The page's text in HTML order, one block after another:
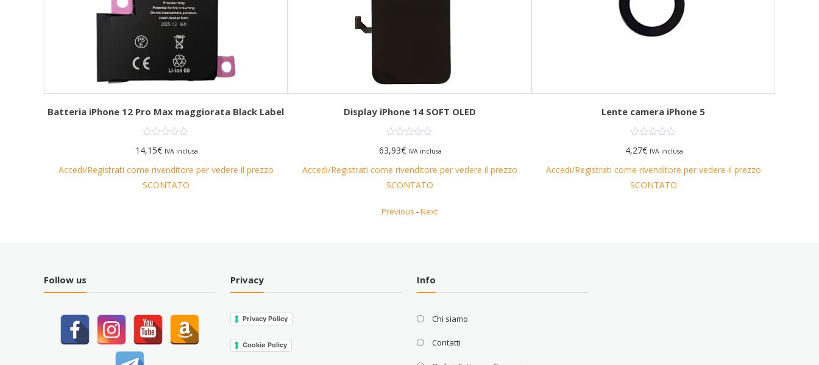
Batteria iPhone 12 Pro Max maggiorata Black Label
14,15€ IVA inclusa
Accedi/Registrati come rivenditore per vedere il prezzo
SCONTATO
Display iPhone 14 SOFT OLED
63,93€ IVA inclusa
Accedi/Registrati come rivenditore per vedere il prezzo
SCONTATO
Lente camera iPhone 5
4,27€ IVA inclusa
Accedi/Registrati come rivenditore per vedere il prezzo
SCONTATO
Previous -Next
Follow us Privacy
Privacy Policy
Cookie Policy
Info
Chi siamo
Contatti